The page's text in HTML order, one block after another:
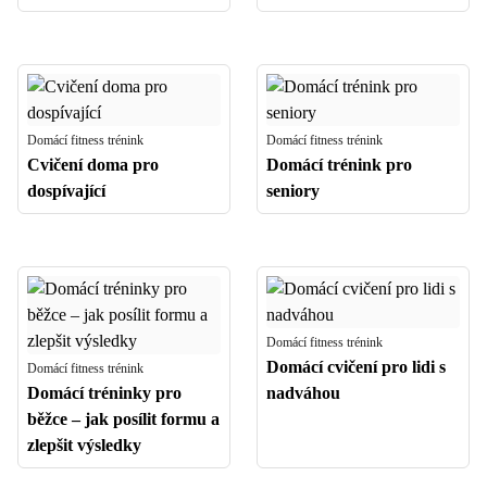
Domácí fitness trénink
Cvičení doma pro
dospívající
Domácí fitness trénink
Domácí trénink pro
seniory
Domácí fitness trénink
Domácí tréninky pro
běžce – jak posílit formu a
zlepšit výsledky
Domácí fitness trénink
Domácí cvičení pro lidi s
nadváhou